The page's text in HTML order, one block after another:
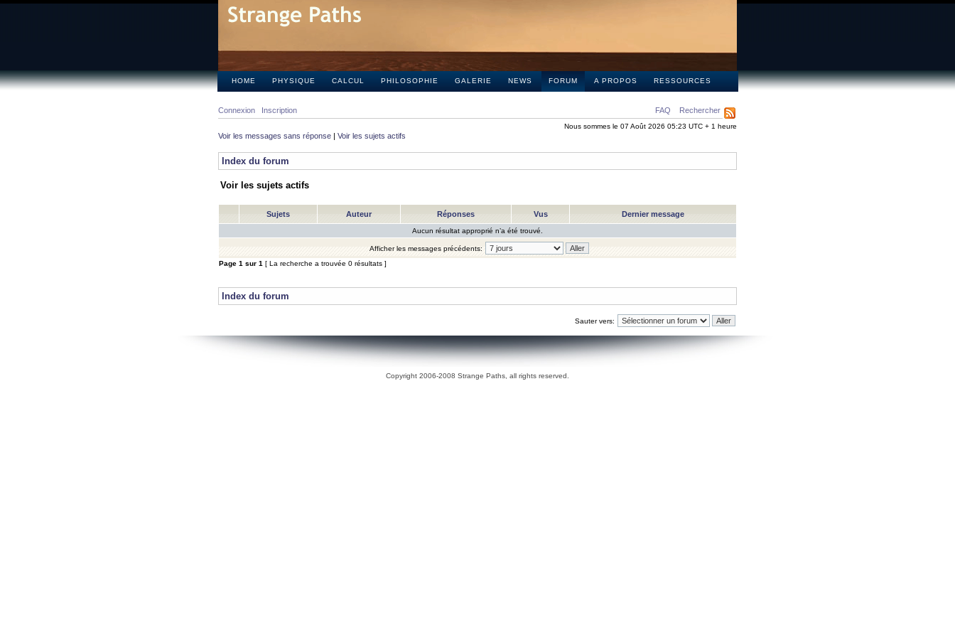
HOME PHYSIQUE CALCUL PHILOSOPHIE GALERIE NEWS FORUM A PROPOS RESSOURCES
FAQ Rechercher
Connexion Inscription
Nous sommes le 07 Août 2026 05:23 UTC + 1 heure
Voir les messages sans réponse | Voir les sujets actifs
Index du forum
Voir les sujets actifs
Sujets Auteur Réponses Vus Dernier message
Aucun résultat approprié n’a été trouvé.
Afficher les messages précédents:
Page 1 sur 1 [ La recherche a trouvée 0 résultats ]
Index du forum
Sauter vers:
Copyright 2006-2008 Strange Paths, all rights reserved.